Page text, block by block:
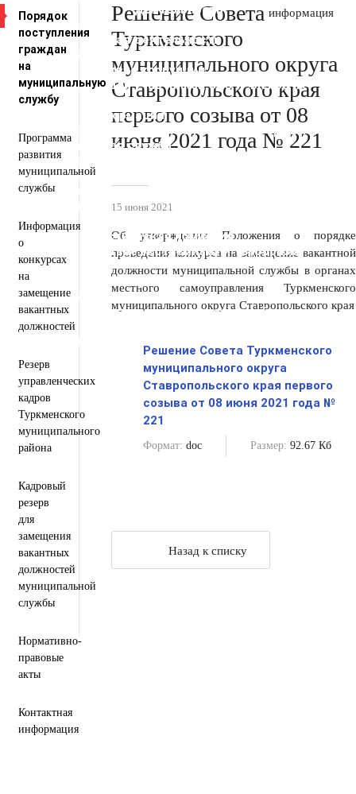
информация
Пресс-центр
Деятельность
Документы
Инвестиционная деятельность
Общественная приемная
Противодействие коррупции
Информация для участников СВО и членов их
семей
Полезная информация
Формирование комфортной городской среды
Муниципальная служба
Открытые данные
Открытый бюджет для граждан
Общественный совет
Защита населения и территорий от
чрезвычайных ситуаций
Антитеррористическая комиссия
Противодействие экстремизму и терроризму
Вестник ТМО
Всероссийская перепись населения 2021
Государственные и муниципальные учреждения
Перечень пространственных сведений
Персональные данные
Порядок
поступления
граждан
на
муниципальную
службу
Программа
развития
муниципальной
службы
Информация
о
конкурсах
на
замещение
вакантных
должностей
Резерв
управленческих
кадров
Туркменского
муниципального
района
Кадровый
резерв
для
замещения
вакантных
должностей
муниципальной
службы
Нормативно-
правовые
акты
Контактная
информация
Решение Совета
Туркменского
муниципального округа
Ставропольского края
первого созыва от 08
июня 2021 года № 221
15 июня 2021
Об утверждении Положения о порядке
проведения конкурса на замещение вакантной
должности муниципальной службы в органах
местного самоуправления Туркменского
муниципального округа Ставропольского края
Решение Совета Туркменского
муниципального округа
Ставропольского края первого
созыва от 08 июня 2021 года №
221
Формат: doc Размер: 92.67 Кб
Назад к списку